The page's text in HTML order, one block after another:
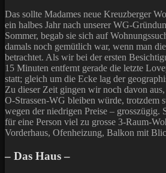
Das sollte Madames neue Kreuzberger
ein halbes Jahr nach unserer WG-
Sommer, begab sie sich auf
damals noch gemütlich war, wenn man
betrachtet. Als wir bei der ersten
15 Minuten entfernt gerade die letzte
statt; gleich um die Ecke lag der
Zu dieser Zeit gingen wir noch davon
O-Strassen-WG bleiben würde, trotzdem
wegen der niedrigen Preise – grosszügig.
für eine Person viel zu grosse 3-Raum-
Vorderhaus, Ofenheizung, Balkon mit
– Das Haus –